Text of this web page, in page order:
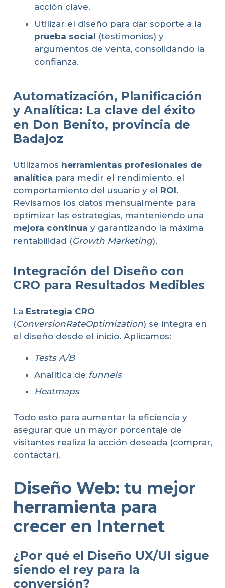
acción clave.
Utilizar el diseño para dar soporte a la
prueba social (testimonios) y
argumentos de venta, consolidando la
confianza.
Automatización, Planificación
y Analítica: La clave del éxito
en Don Benito, provincia de
Badajoz
Utilizamos herramientas profesionales de
analítica para medir el rendimiento, el
comportamiento del usuario y el ROI.
Revisamos los datos mensualmente para
optimizar las estrategias, manteniendo una
mejora continua y garantizando la máxima
rentabilidad (Growth Marketing).
Integración del Diseño con
CRO para Resultados Medibles
La Estrategia CRO
(ConversionRateOptimization) se integra en
el diseño desde el inicio. Aplicamos:
Tests A/B
Analítica de funnels
Heatmaps
Todo esto para aumentar la eficiencia y
asegurar que un mayor porcentaje de
visitantes realiza la acción deseada (comprar,
contactar).
Diseño Web: tu mejor
herramienta para
crecer en Internet
¿Por qué el Diseño UX/UI sigue
siendo el rey para la
conversión?